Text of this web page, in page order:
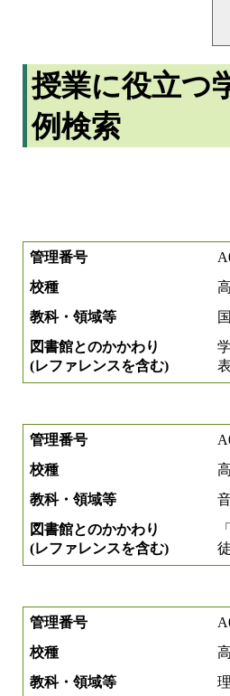
授業に役立つ
例検索
管理番号
校種
教科・領域等
図書館とのかかわり
(レファレンスを含む)
管理番号
校種
教科・領域等
図書館とのかかわり
(レファレンスを含む)
管理番号
校種
教科・領域等